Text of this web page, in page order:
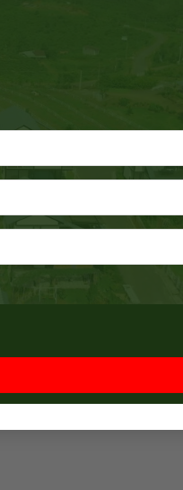
Tìm đâu nguồn cung mới
trung tâm thành phố?
320km